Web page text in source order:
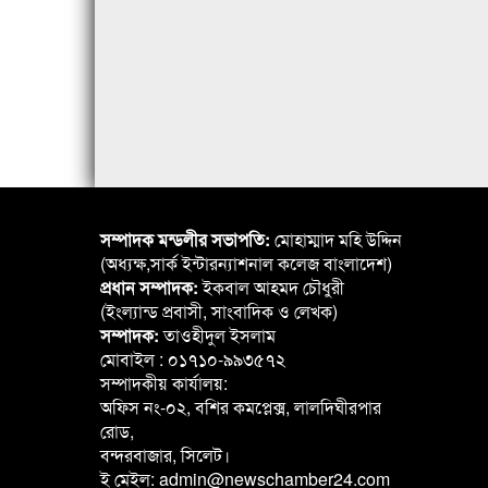
সম্পাদক মন্ডলীর সভাপতি: মোহাম্মাদ মহি উদ্দিন
(অধ্যক্ষ,সার্ক ইন্টারন্যাশনাল কলেজ বাংলাদেশ)
প্রধান সম্পাদক:ইকবাল আহমদ চৌধুরী
(ইংল্যান্ড প্রবাসী, সাংবাদিক ও লেখক)
সম্পাদক:তাওহীদুল ইসলাম
মোবাইল : ০১৭১০-৯৯৩৫৭২
সম্পাদকীয় কার্যালয়:
অফিস নং-০২, বশির কমপ্লেক্স, লালদিঘীরপার
রোড,
বন্দরবাজার, সিলেট।
ই মেইল: admin@newschamber24.com